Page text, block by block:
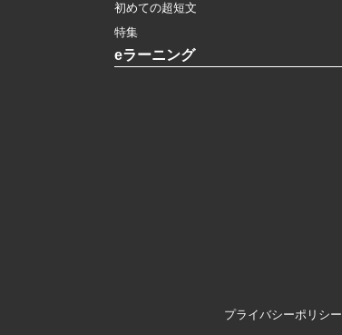
初めての超短文
特集
eラーニング
プライバシーポリシー